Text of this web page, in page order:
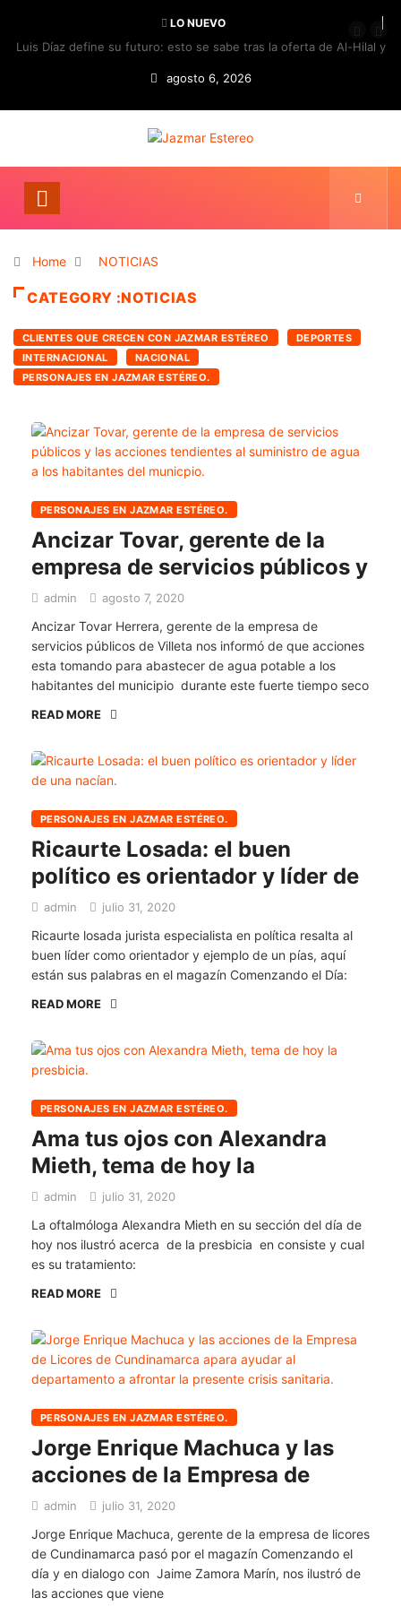
LO NUEVO
Luis Díaz define su futuro: esto se sabe tras la oferta de Al-Hilal y
la respuesta del Bayern
agosto 6, 2026
Home NOTICIAS
CATEGORY :NOTICIAS
CLIENTES QUE CRECEN CON JAZMAR ESTÉREO
DEPORTES
INTERNACIONAL
NACIONAL
PERSONAJES EN JAZMAR ESTÉREO.
PERSONAJES EN JAZMAR ESTÉREO.
Ancizar Tovar, gerente de la
empresa de servicios públicos y
admin agosto 7, 2020
Ancizar Tovar Herrera, gerente de la empresa de
servicios públicos de Villeta nos informó de que acciones
esta tomando para abastecer de agua potable a los
habitantes del municipio durante este fuerte tiempo seco
READ MORE
PERSONAJES EN JAZMAR ESTÉREO.
Ricaurte Losada: el buen
político es orientador y líder de
admin julio 31, 2020
Ricaurte losada jurista especialista en política resalta al
buen líder como orientador y ejemplo de un pías, aquí
están sus palabras en el magazín Comenzando el Día:
READ MORE
PERSONAJES EN JAZMAR ESTÉREO.
Ama tus ojos con Alexandra
Mieth, tema de hoy la
admin julio 31, 2020
La oftalmóloga Alexandra Mieth en su sección del día de
hoy nos ilustró acerca de la presbicia en consiste y cual
es su tratamiento:
READ MORE
PERSONAJES EN JAZMAR ESTÉREO.
Jorge Enrique Machuca y las
acciones de la Empresa de
admin julio 31, 2020
Jorge Enrique Machuca, gerente de la empresa de licores
de Cundinamarca pasó por el magazín Comenzando el
día y en dialogo con Jaime Zamora Marín, nos ilustró de
las acciones que viene